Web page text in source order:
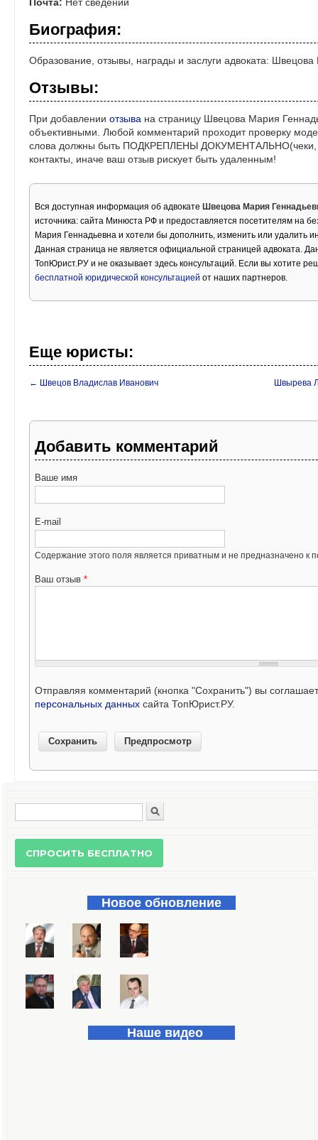
Почта: Нет сведений
Биография:
Образование, отзывы, награды и заслуги адвоката:
Отзывы:
При добавлении отзыва на страницу Швецова Мария
объективными. Любой комментарий проходит проверку
слова должны быть ПОДКРЕПЛЕНЫ ДОКУМЕНТАЛЬНО(чеки,
контакты, иначе ваш отзыв рискует быть удаленным!
Вся доступная информация об адвокате Швецова Мария
источника: сайта Минюста РФ и предоставляется посетителям на
Мария Геннадьевна и хотели бы дополнить, изменить или удалить
Данная страница не является официальной страницей адвоката.
ТопЮрист.РУ и не оказывает здесь консультаций. Если вы хотите
бесплатной юридической консультацией от наших партнеров.
Еще юристы:
← Швецов Владислав Иванович Швырева
Добавить комментарий
Ваше имя
E-mail
Содержание этого поля является приватным и не предназначено к
Ваш отзыв *
Отправляя комментарий (кнопка "Сохранить") вы
персональных данных сайта ТопЮрист.РУ.
Форма поиска
Новое обновление
Наше видео